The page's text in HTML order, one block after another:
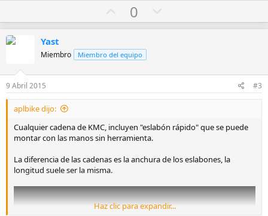
U
p
o
0
o
Yast
Miembro Miembro del equipo
9 Abril 2015 #3
aplbike dijo:
Cualquier cadena de KMC, incluyen "eslabón rápido" que se puede
montar con las manos sin herramienta.
La diferencia de las cadenas es la anchura de los eslabones, la
longitud suele ser la misma.
Haz clic para expandir...